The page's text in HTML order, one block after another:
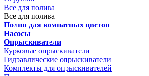
Все для полива
Все для полива
Полив для комнатных цветов
Насосы
Опрыскиватели
Курковые опрыскиватели
Гидравлические опрыскиватели
Комплекты для опрыскивателей